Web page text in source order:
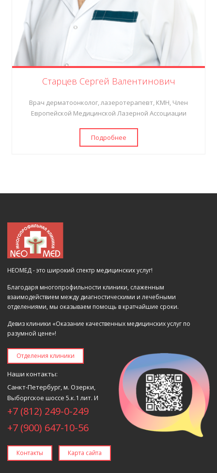
Старцев Сергей Валентинович
Врач дерматоонколог, лазеротерапевт, КМН, Член
Европейской Медицинской Лазерной Ассоциации
Подробнее
НЕОМЕД - это широкий спектр медицинских услуг!
Благодаря многопрофильности клиники, слаженным
взаимодействием между диагностическими и лечебными
отделениями, мы оказываем помощь в кратчайшие сроки.
Девиз клиники «Оказание качественных медицинских услуг по
разумной цене»!
Отделения клиники
Наши контакты:
Санкт-Петербург, м. Озерки,
Выборгское шоссе 5.к.1 лит. И
+7 (812) 249-0-249
+7 (900) 647-10-56
Контакты Карта сайта